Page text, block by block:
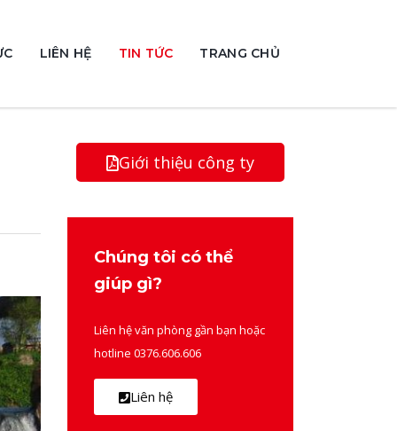
LIÊN HỆ TIN TỨC TRANG CHỦ
Giới thiệu công ty
Chúng tôi có thể
giúp gì?
Liên hệ văn phòng gần bạn hoặc
hotline 0376.606.606
Liên hệ